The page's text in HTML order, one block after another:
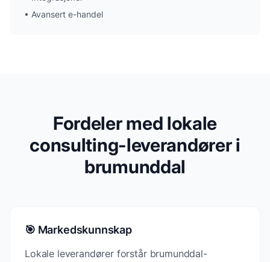
• Avansert e-handel
Fordeler med lokale
consulting-leverandører i
brumunddal
🎯 Markedskunnskap
Lokale leverandører forstår brumunddal-